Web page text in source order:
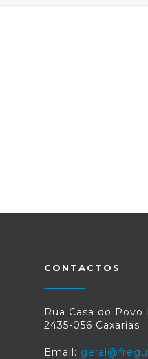
CONTACTOS
Rua Casa do Povo
2435-056 Caxarias
Email: